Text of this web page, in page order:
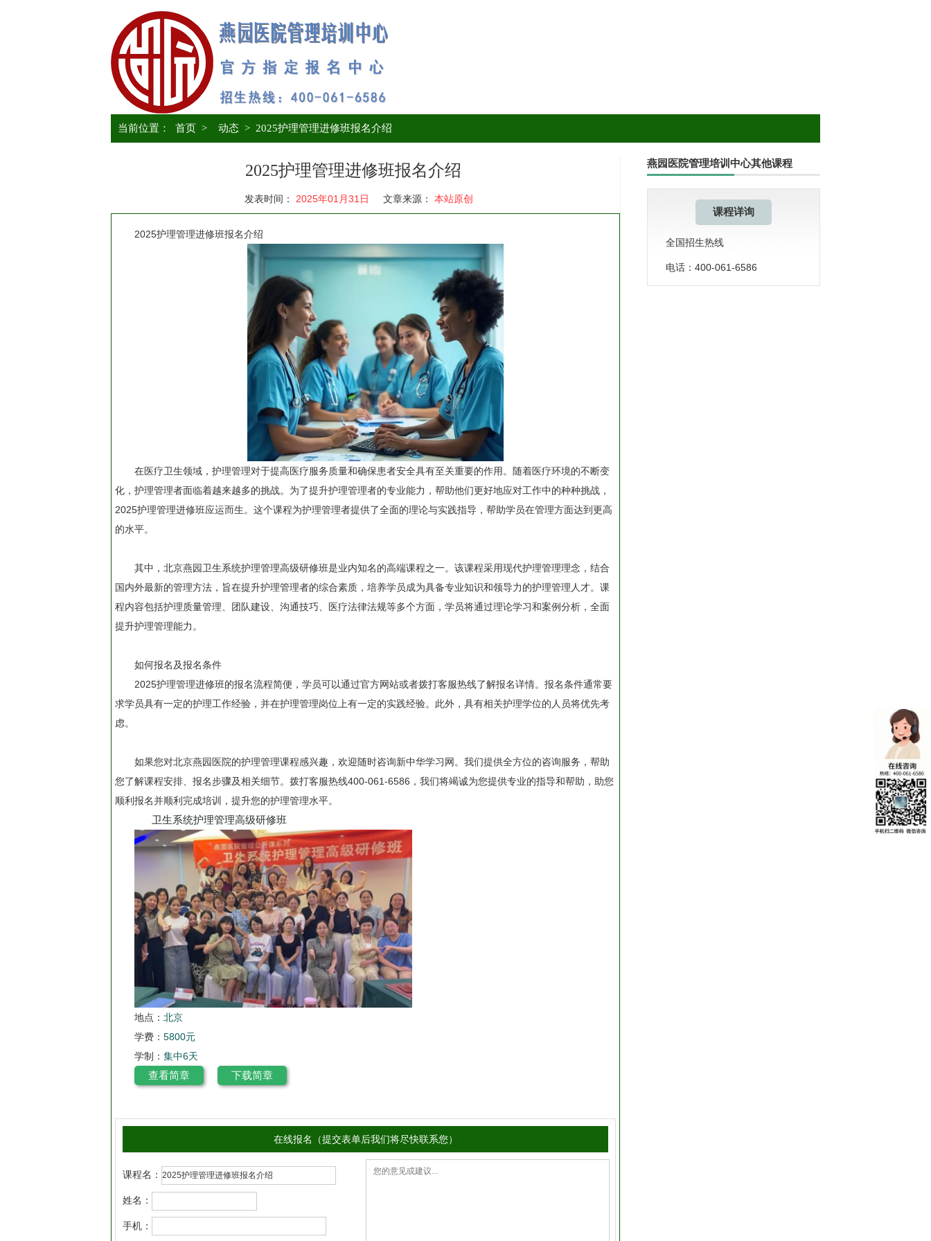
当前位置： 首页 > 动态 > 2025护理管理进修班报名介绍
2025护理管理进修班报名介绍
发表时间： 2025年01月31日 文章来源： 本站原创
2025护理管理进修班报名介绍
在医疗卫生领域，护理管理对于提高医疗服务质量和确保患者安全具有至关重要的作用。随着医疗环境的不断变
化，护理管理者面临着越来越多的挑战。为了提升护理管理者的专业能力，帮助他们更好地应对工作中的种种挑战，
2025护理管理进修班应运而生。这个课程为护理管理者提供了全面的理论与实践指导，帮助学员在管理方面达到更高
的水平。
其中，北京燕园卫生系统护理管理高级研修班是业内知名的高端课程之一。该课程采用现代护理管理理念，结合
国内外最新的管理方法，旨在提升护理管理者的综合素质，培养学员成为具备专业知识和领导力的护理管理人才。课
程内容包括护理质量管理、团队建设、沟通技巧、医疗法律法规等多个方面，学员将通过理论学习和案例分析，全面
提升护理管理能力。
如何报名及报名条件
2025护理管理进修班的报名流程简便，学员可以通过官方网站或者拨打客服热线了解报名详情。报名条件通常要
求学员具有一定的护理工作经验，并在护理管理岗位上有一定的实践经验。此外，具有相关护理学位的人员将优先考
虑。
如果您对北京燕园医院的护理管理课程感兴趣，欢迎随时咨询新中华学习网。我们提供全方位的咨询服务，帮助
您了解课程安排、报名步骤及相关细节。拨打客服热线400-061-6586，我们将竭诚为您提供专业的指导和帮助，助您
顺利报名并顺利完成培训，提升您的护理管理水平。
卫生系统护理管理高级研修班
地点： 北京
学费： 5800元
学制： 集中6天
查看简章
下载简章
在线报名（提交表单后我们将尽快联系您）
课程名：
姓名：
手机：
燕园医院管理培训中心其他课程
课程详询
全国招生热线
电话：400-061-6586